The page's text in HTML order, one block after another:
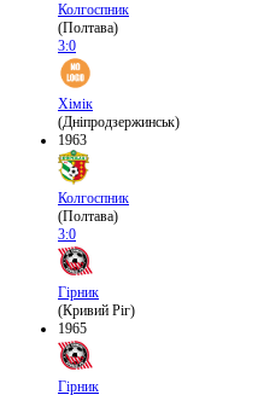
Колгоспник
(Полтава)
3:0
Хімік
(Дніпродзержинськ)
1963
Колгоспник
(Полтава)
3:0
Гірник
(Кривий Ріг)
1965
Гірник